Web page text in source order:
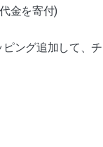
金を寄付)
ング追加して、